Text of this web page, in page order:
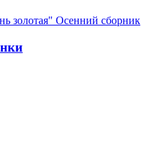
золотая" Осенний сборник